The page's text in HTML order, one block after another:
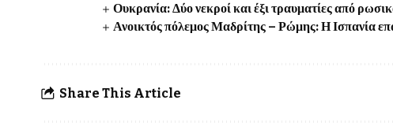
Ουκρανία: Δύο νεκροί και έξι τραυματίες από
Ανοικτός πόλεμος Μαδρίτης – Ρώμης: Η Ισπανία
Share This Article